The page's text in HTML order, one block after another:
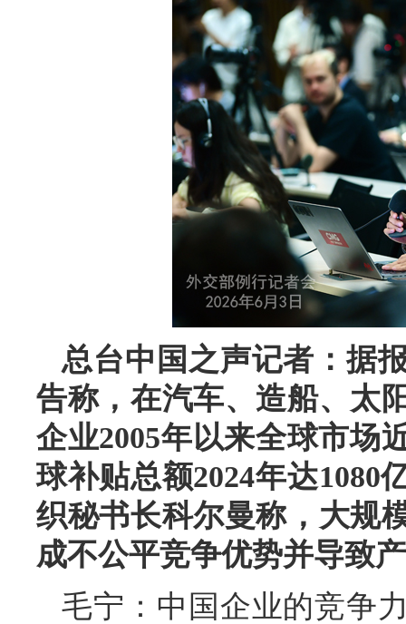
总台中国之声记者：据
告称，在汽车、造船、太
企业2005年以来全球市场
球补贴总额2024年达1080
织秘书长科尔曼称，大规
成不公平竞争优势并导致
毛宁：中国企业的竞争